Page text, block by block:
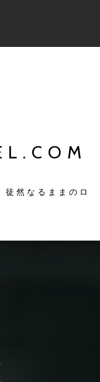
然なるままのロ